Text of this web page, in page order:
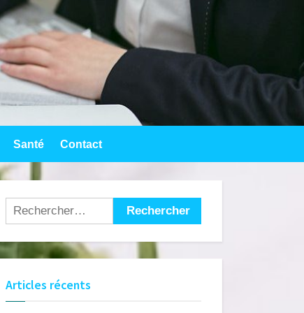
Santé Contact
Rechercher :
Articles récents